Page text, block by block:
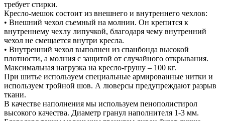
требует стирки.
Кресло-мешок состоит из внешнего и внутреннего чехлов:
• Внешний чехол съемный на молнии. Он крепится к
внутреннему чехлу липучкой, благодаря чему внутренний
чехол не смещается внутри кресла.
• Внутренний чехол выполнен из спанбонда высокой
плотности, а молния с защитой от случайного открывания.
Максимальная нагрузка на кресло-грушу – 100 кг.
При шитье используем специальные армированные нитки и
используем тройной шов. А люверсы предупреждают разрыв
ткани.
В качестве наполнения мы используем пенополистирол
высокого качества. Диаметр гранул наполнителя 1-3 мм.